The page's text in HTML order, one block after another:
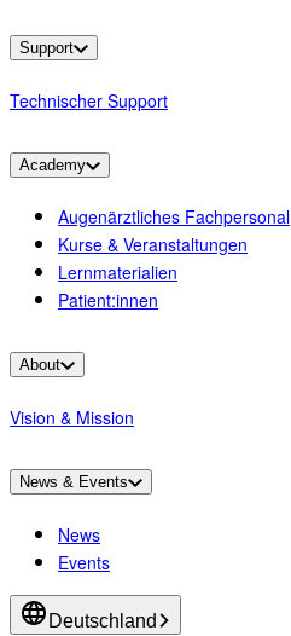
Support
Technischer Support
Academy
Augenärztliches Fachpersonal
Kurse & Veranstaltungen
Lernmaterialien
Patient:innen
About
Vision & Mission
News & Events
News
Events
Deutschland